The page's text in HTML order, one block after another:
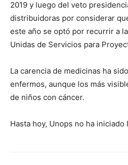
2019 y luego del veto
distribuidoras por considerar
este año se optó por recurrir a
Unidas de Servicios para
La carencia de medicinas ha
enfermos, aunque los más
de niños con cáncer.
Hasta hoy, Unops no ha